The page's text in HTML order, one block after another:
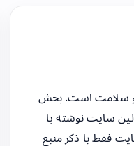
و سلامت است. بخش
سایت نوشته یا
فقط با ذکر منبع